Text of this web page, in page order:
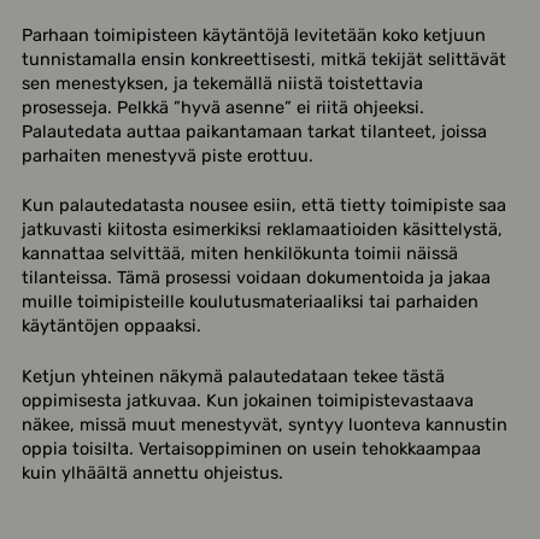
Parhaan toimipisteen käytäntöjä levitetään koko ketjuun
tunnistamalla ensin konkreettisesti, mitkä tekijät selittävät
sen menestyksen, ja tekemällä niistä toistettavia
prosesseja. Pelkkä ”hyvä asenne” ei riitä ohjeeksi.
Palautedata auttaa paikantamaan tarkat tilanteet, joissa
parhaiten menestyvä piste erottuu.
Kun palautedatasta nousee esiin, että tietty toimipiste saa
jatkuvasti kiitosta esimerkiksi reklamaatioiden käsittelystä,
kannattaa selvittää, miten henkilökunta toimii näissä
tilanteissa. Tämä prosessi voidaan dokumentoida ja jakaa
muille toimipisteille koulutusmateriaaliksi tai parhaiden
käytäntöjen oppaaksi.
Ketjun yhteinen näkymä palautedataan tekee tästä
oppimisesta jatkuvaa. Kun jokainen toimipistevastaava
näkee, missä muut menestyvät, syntyy luonteva kannustin
oppia toisilta. Vertaisoppiminen on usein tehokkaampaa
kuin ylhäältä annettu ohjeistus.